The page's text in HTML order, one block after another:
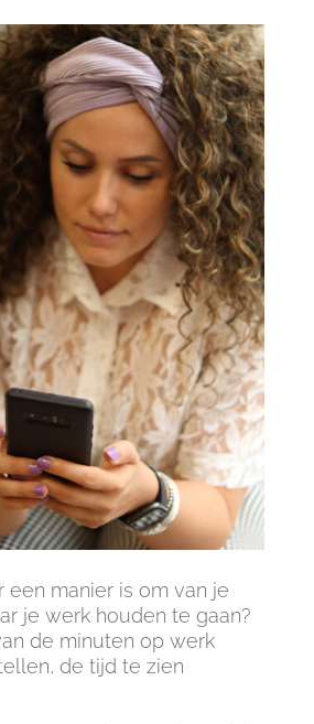
een manier is om van je
je werk houden te gaan?
de minuten op werk
de tijd te zien